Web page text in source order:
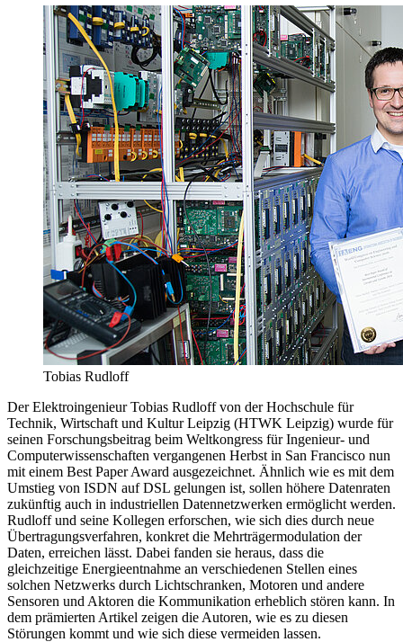
Tobias Rudloff
Der Elektroingenieur Tobias Rudloff von der Hochschule für
Technik, Wirtschaft und Kultur Leipzig (HTWK Leipzig) wurde für
seinen Forschungsbeitrag beim Weltkongress für Ingenieur- und
Computerwissenschaften vergangenen Herbst in San Francisco nun
mit einem Best Paper Award ausgezeichnet. Ähnlich wie es mit dem
Umstieg von ISDN auf DSL gelungen ist, sollen höhere Datenraten
zukünftig auch in industriellen Datennetzwerken ermöglicht werden.
Rudloff und seine Kollegen erforschen, wie sich dies durch neue
Übertragungsverfahren, konkret die Mehrträgermodulation der
Daten, erreichen lässt. Dabei fanden sie heraus, dass die
gleichzeitige Energieentnahme an verschiedenen Stellen eines
solchen Netzwerks durch Lichtschranken, Motoren und andere
Sensoren und Aktoren die Kommunikation erheblich stören kann. In
dem prämierten Artikel zeigen die Autoren, wie es zu diesen
Störungen kommt und wie sich diese vermeiden lassen.